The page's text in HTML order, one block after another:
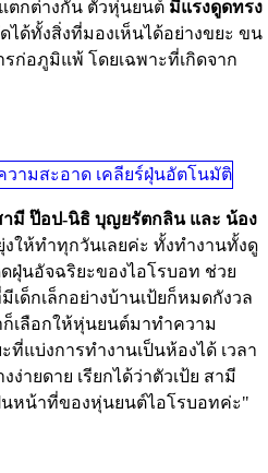
ตกต่างกัน ตัวหุ่นยนต์ มีแรงดูดทรง
ได้ทั้งสิ่งที่มองเห็นได้อย่างขยะ ขน
ก่อภูมิแพ้ โดยเฉพาะที่เกิดจาก
มี ป๊อป-นิธิ บุญยรัตกลิน และ น้อง
งให้ทำทุกวันเลยค่ะ ทั้งทำงานทั้งดู
ฝุ่นอัจฉริยะของไอโรบอท ช่วย
ด็กเล็กอย่างบ้านเป้ยก็หมดกังวล
ก็เลือกให้หุ่นยนต์มาทำความ
แบ่งการทำงานเป็นห้องได้ เวลา
ายดาย เรียกได้ว่าตัวเป้ย สามี
นหน้าที่ของหุ่นยนต์ไอโรบอทค่ะ"